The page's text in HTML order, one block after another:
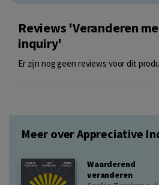
Reviews 'Veranderen
inquiry'
Er zijn nog geen reviews voor dit
Meer over Appreciative
Waarderend
veranderen